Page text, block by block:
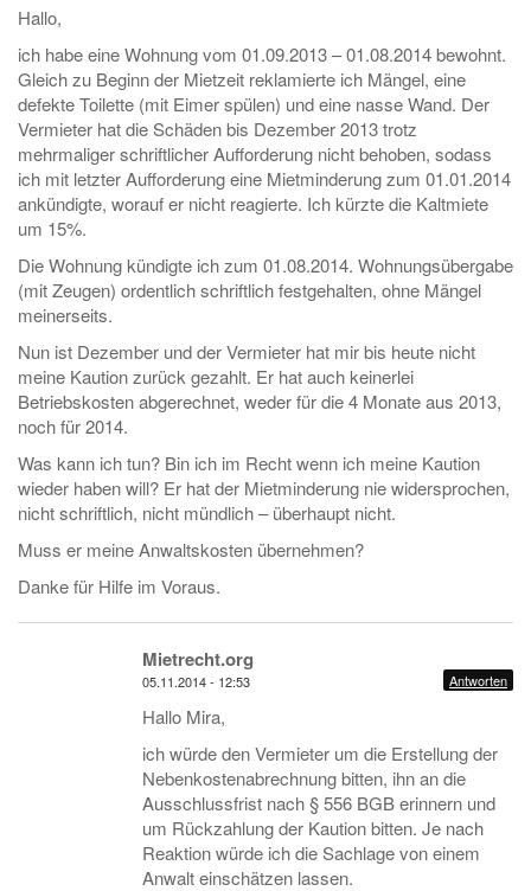
Hallo,
ich habe eine Wohnung vom 01.09.2013 – 01.08.2014 bewohnt.
Gleich zu Beginn der Mietzeit reklamierte ich Mängel, eine
defekte Toilette (mit Eimer spülen) und eine nasse Wand. Der
Vermieter hat die Schäden bis Dezember 2013 trotz
mehrmaliger schriftlicher Aufforderung nicht behoben, sodass
ich mit letzter Aufforderung eine Mietminderung zum 01.01.2014
ankündigte, worauf er nicht reagierte. Ich kürzte die Kaltmiete
um 15%.
Die Wohnung kündigte ich zum 01.08.2014. Wohnungsübergabe
(mit Zeugen) ordentlich schriftlich festgehalten, ohne Mängel
meinerseits.
Nun ist Dezember und der Vermieter hat mir bis heute nicht
meine Kaution zurück gezahlt. Er hat auch keinerlei
Betriebskosten abgerechnet, weder für die 4 Monate aus 2013,
noch für 2014.
Was kann ich tun? Bin ich im Recht wenn ich meine Kaution
wieder haben will? Er hat der Mietminderung nie widersprochen,
nicht schriftlich, nicht mündlich – überhaupt nicht.
Muss er meine Anwaltskosten übernehmen?
Danke für Hilfe im Voraus.
Mietrecht.org
05.11.2014 - 12:53 Antworten
Hallo Mira,
ich würde den Vermieter um die Erstellung der
Nebenkostenabrechnung bitten, ihn an die
Ausschlussfrist nach § 556 BGB erinnern und
um Rückzahlung der Kaution bitten. Je nach
Reaktion würde ich die Sachlage von einem
Anwalt einschätzen lassen.